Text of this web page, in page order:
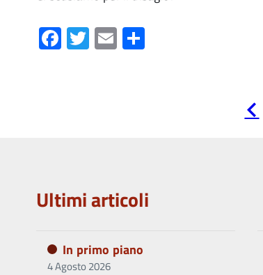
Facebook
Twitter
Email
Ultimi articoli
In primo piano
4 Agosto 2026